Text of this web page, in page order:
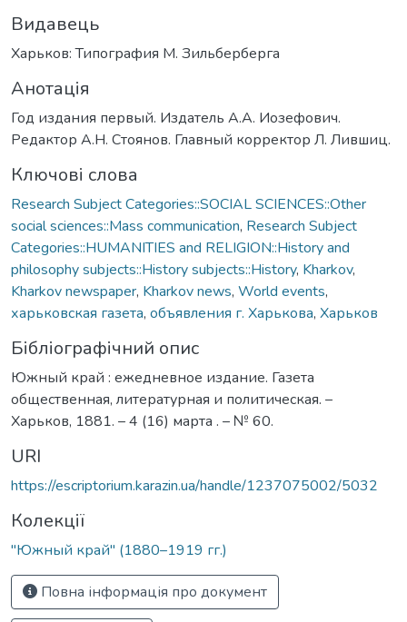
Видавець
Харьков: Типография М. Зильберберга
Анотація
Год издания первый. Издатель А.А. Иозефович.
Редактор А.Н. Стоянов. Главный корректор Л. Лившиц.
Ключові слова
Research Subject Categories::SOCIAL SCIENCES::Other
social sciences::Mass communication, Research Subject
Categories::HUMANITIES and RELIGION::History and
philosophy subjects::History subjects::History, Kharkov,
Kharkov newspaper, Kharkov news, World events,
харьковская газета, объявления г. Харькова, Харьков
Бібліографічний опис
Южный край : ежедневное издание. Газета
общественная, литературная и политическая. –
Харьков, 1881. – 4 (16) марта . – № 60.
URI
https://escriptorium.karazin.ua/handle/1237075002/5032
Колекції
"Южный край" (1880–1919 гг.)
Повна інформація про документ